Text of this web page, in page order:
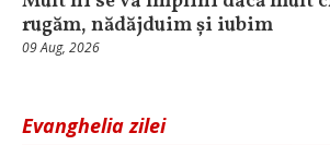
rugăm, nădăjduim și iubim
09 Aug, 2026
Evanghelia zilei